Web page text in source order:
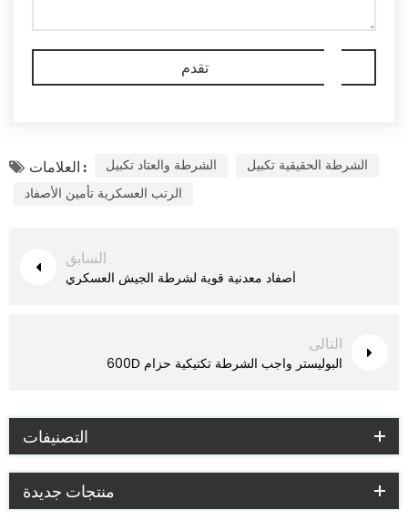
العلامات : الشرطة والعتاد تكبيل
الشرطة الحقيقية تكبيل
الرتب العسكرية تأمين الأصفاد
السابق
أصفاد معدنية قوية لشرطة الجيش العسكري
التالى
600D البوليستر واجب الشرطة تكتيكية حزام
التصنيفات
منتجات جديدة